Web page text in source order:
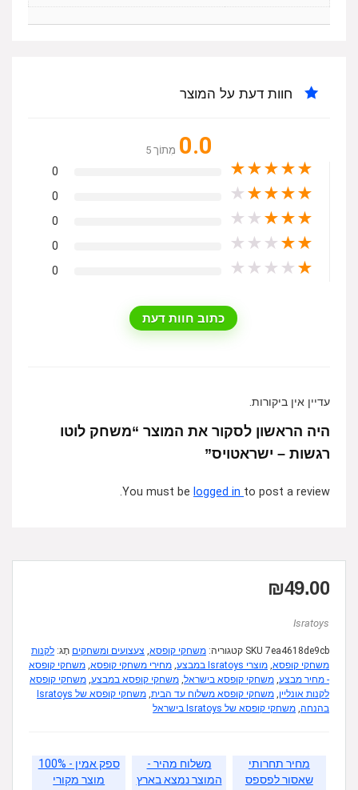
חוות דעת על המוצר
0.0 מִתוֹך 5
★
★
★
★
★
0
★
★
★
★
★
0
★
★
★
★
★
0
★
★
★
★
★
0
★
★
★
★
★
0
כתוב חוות דעת
עדיין אין ביקורות.
היה הראשון לסקור את המוצר “משחק לוטו
רגשות – ישראטויס”
You must be logged in to post a review.
₪49.00
Isratoys
SKU 7ea4618de9cb קטגוריה: משחקי קופסא, צעצועים ומשחקים תָג: לקנות
משחקי קופסא, מוצרי Isratoys במבצע , מחירי משחקי קופסא, משחקי קופסא
- מחיר מבצע, משחקי קופסא בישראל, משחקי קופסא במבצע, משחקי קופסא
לקנות אונליין, משחקי קופסא משלוח עד הבית,
משחקי קופסא של Isratoys
בהנחה, משחקי קופסא של Isratoys בישראל
מחיר תחרותי
שאסור לפספס
משלוח מהיר -
המוצר נמצא בארץ
ספק אמין - 100%
מוצר מקורי